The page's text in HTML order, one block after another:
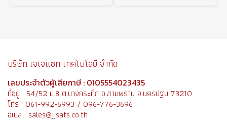
บริษัท เจเจแซท เทคโนโลยี จำกัด
เลขประจำตัวผู้เสียภาษี : 0105554023435
ที่อยู่ : 54/52 ม.8 ต.บางกระทึก อ.สามพราน จ.นครปฐม 73210
โทร : 061-992-6993 / 096-776-3696
อีเมล : sales@jjsats.co.th